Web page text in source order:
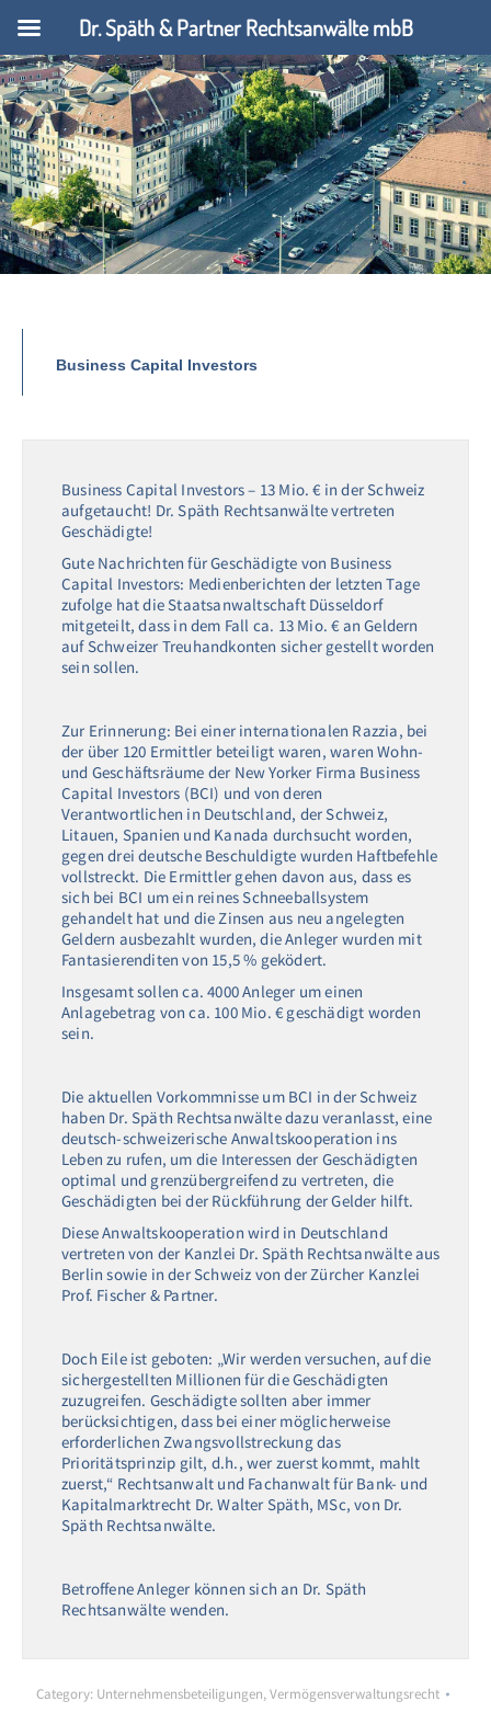
Business Capital Investors
Business Capital Investors – 13 Mio. € in der Schweiz
aufgetaucht! Dr. Späth Rechtsanwälte vertreten
Geschädigte!
Gute Nachrichten für Geschädigte von Business
Capital Investors: Medienberichten der letzten Tage
zufolge hat die Staatsanwaltschaft Düsseldorf
mitgeteilt, dass in dem Fall ca. 13 Mio. € an Geldern
auf Schweizer Treuhandkonten sicher gestellt worden
sein sollen.
Zur Erinnerung: Bei einer internationalen Razzia, bei
der über 120 Ermittler beteiligt waren, waren Wohn-
und Geschäftsräume der New Yorker Firma Business
Capital Investors (BCI) und von deren
Verantwortlichen in Deutschland, der Schweiz,
Litauen, Spanien und Kanada durchsucht worden,
gegen drei deutsche Beschuldigte wurden Haftbefehle
vollstreckt. Die Ermittler gehen davon aus, dass es
sich bei BCI um ein reines Schneeballsystem
gehandelt hat und die Zinsen aus neu angelegten
Geldern ausbezahlt wurden, die Anleger wurden mit
Fantasierenditen von 15,5 % geködert.
Insgesamt sollen ca. 4000 Anleger um einen
Anlagebetrag von ca. 100 Mio. € geschädigt worden
sein.
Die aktuellen Vorkommnisse um BCI in der Schweiz
haben Dr. Späth Rechtsanwälte dazu veranlasst, eine
deutsch-schweizerische Anwaltskooperation ins
Leben zu rufen, um die Interessen der Geschädigten
optimal und grenzübergreifend zu vertreten, die
Geschädigten bei der Rückführung der Gelder hilft.
Diese Anwaltskooperation wird in Deutschland
vertreten von der Kanzlei Dr. Späth Rechtsanwälte aus
Berlin sowie in der Schweiz von der Zürcher Kanzlei
Prof. Fischer & Partner.
Doch Eile ist geboten: „Wir werden versuchen, auf die
sichergestellten Millionen für die Geschädigten
zuzugreifen. Geschädigte sollten aber immer
berücksichtigen, dass bei einer möglicherweise
erforderlichen Zwangsvollstreckung das
Prioritätsprinzip gilt, d.h., wer zuerst kommt, mahlt
zuerst,“ Rechtsanwalt und Fachanwalt für Bank- und
Kapitalmarktrecht Dr. Walter Späth, MSc, von Dr.
Späth Rechtsanwälte.
Betroffene Anleger können sich an Dr. Späth
Rechtsanwälte wenden.
Category: Unternehmensbeteiligungen,Vermögensverwaltungsrecht
Dr. Späth & Partner Rechtsanwälte mbB